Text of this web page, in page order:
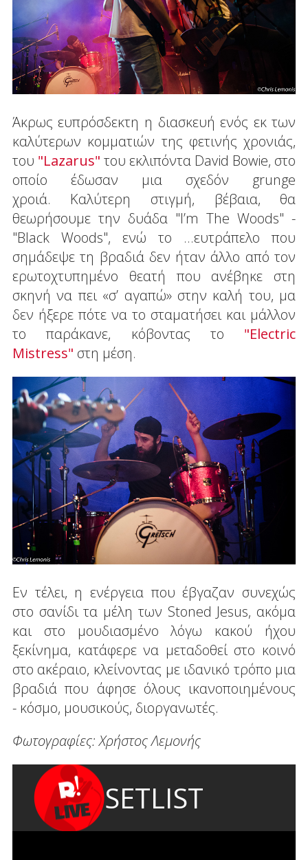
Άκρως ευπρόσδεκτη η διασκευή ενός εκ των
καλύτερων κομματιών της φετινής χρονιάς,
του "Lazarus" του εκλιπόντα David Bowie, στο
οποίο έδωσαν μια σχεδόν grunge
χροιά. Καλύτερη στιγμή, βέβαια, θα
θεωρήσουμε την δυάδα "I’m The Woods" -
"Black Woods", ενώ το ...ευτράπελο που
σημάδεψε τη βραδιά δεν ήταν άλλο από τον
ερωτοχτυπημένο θεατή που ανέβηκε στη
σκηνή να πει «σ’ αγαπώ» στην καλή του, μα
δεν ήξερε πότε να το σταματήσει και μάλλον
το παράκανε, κόβοντας το "Electric
Mistress" στη μέση.
Εν τέλει, η ενέργεια που έβγαζαν συνεχώς
στο σανίδι τα μέλη των Stoned Jesus, ακόμα
και στο μουδιασμένο λόγω κακού ήχου
ξεκίνημα, κατάφερε να μεταδοθεί στο κοινό
στο ακέραιο, κλείνοντας με ιδανικό τρόπο μια
βραδιά που άφησε όλους ικανοποιημένους
- κόσμο, μουσικούς, διοργανωτές.
Φωτογραφίες: Χρήστος Λεμονής
SETLIST